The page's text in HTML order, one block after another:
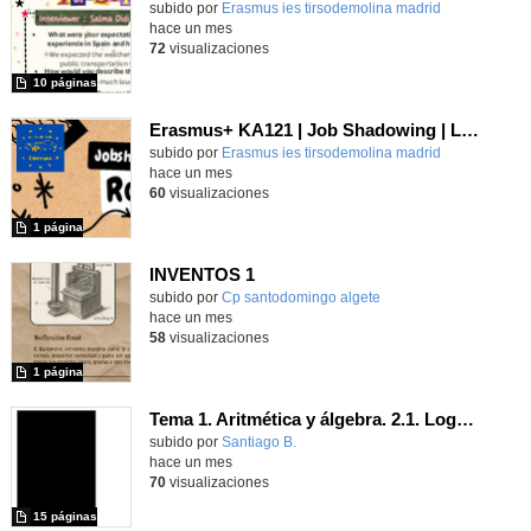
Contenido educativo.
subido por Erasmus ies tirsodemolina madrid
10 páginas
hace un mes
72 visualizaciones
Erasmus+ KA121 | Job Shadowing | Liceo Vittoria Colonna, Rome 2025 | Poster 1
Contenido educativo.
subido por Erasmus ies tirsodemolina madrid
1 página
hace un mes
60visualizaciones
INVENTOS 1
Contenido educativo.
subido por Cp santodomingo algete
1 página
hace un mes
58visualizaciones
Tema 1. Aritmética y álgebra. 2.1. Logaritmos
Contenido educativo.
subido por Santiago B.
15 páginas
hace un mes
70visualizaciones